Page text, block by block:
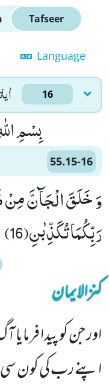
Tafseer
Language
16
بِسْمِ
55.15-16
رَبِّكُمَا تُكَذِّبٰنِ(16)
کنزالایمان
اور جن کو پیدا
اپنے رب کی کون